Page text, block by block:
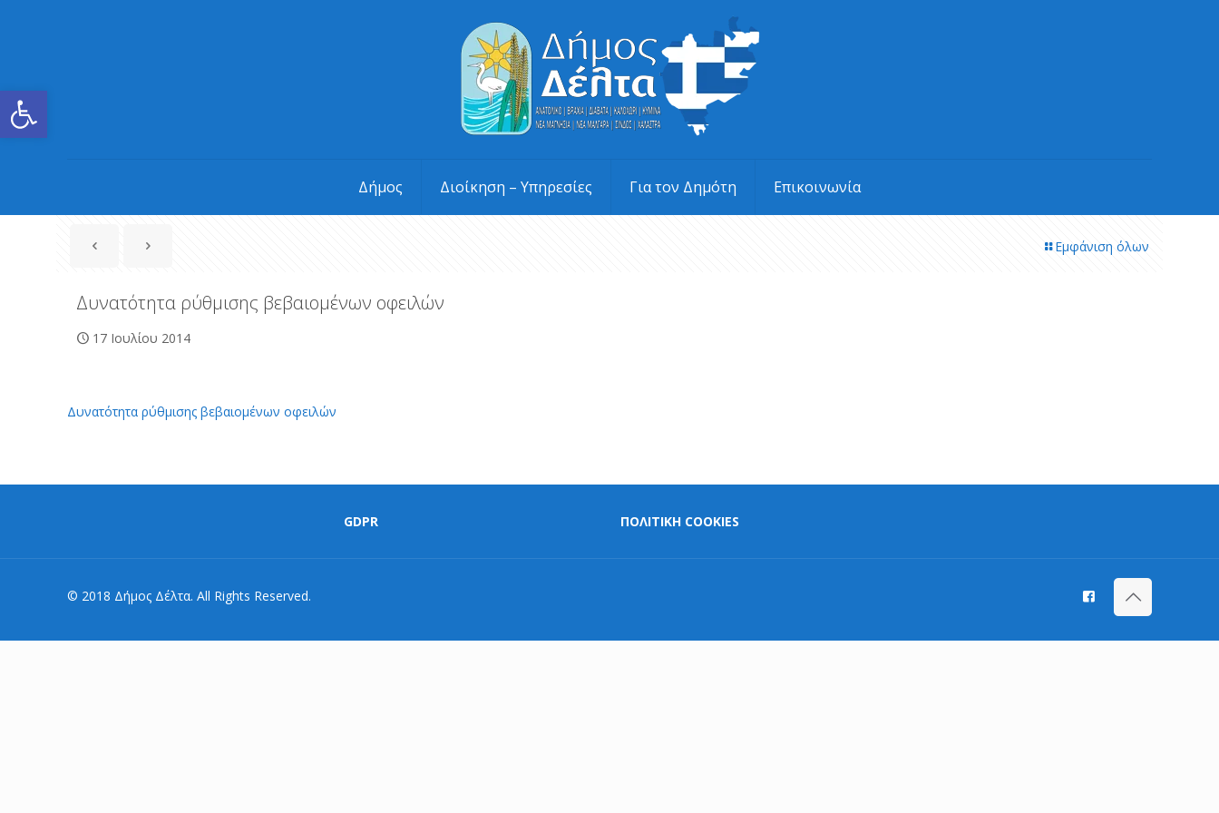
Ανοίξτε τη γραμμή εργαλείων
Δήμος Διοίκηση – Υπηρεσίες Για τον Δημότη Επικοινωνία
Εμφάνιση όλων
Δυνατότητα ρύθμισης βεβαιομένων οφειλών
17 Ιουλίου 2014
Δυνατότητα ρύθμισης βεβαιομένων οφειλών
GDPR ΠΟΛΙΤΙΚΗ COOKIES
© 2018 Δήμος Δέλτα. All Rights Reserved.